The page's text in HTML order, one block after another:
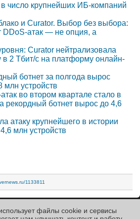
число крупнейших ИБ-компаний
и Curator. Выбор без выбора:
DDoS-атак — не опция, а
Curator нейтрализовала
в 2 Тбит/с на платформу онлайн-
ботнет за полгода вырос
млн устройств
во втором квартале стало в
рекордный ботнет вырос до 4,6
атаку крупнейшего в истории
млн устройств
1133811
файлы cookie и сервисы